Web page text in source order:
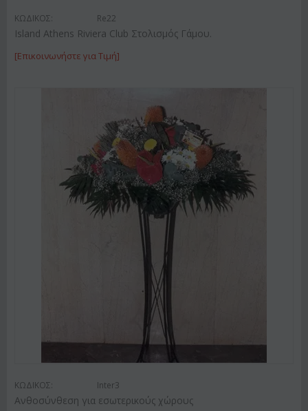
ΚΩΔΙΚΟΣ: Re22
Island Athens Riviera Club Στολισμός Γάμου.
[Επικοινωνήστε για Τιμή]
ΚΩΔΙΚΟΣ: Inter3
Ανθοσύνθεση για εσωτερικούς χώρους